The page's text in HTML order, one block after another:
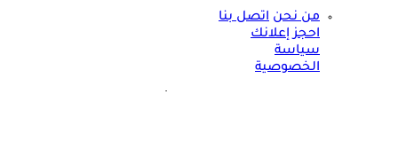
من نحن اتصل بنا
احجز إعلانك
سياسة
الخصوصية